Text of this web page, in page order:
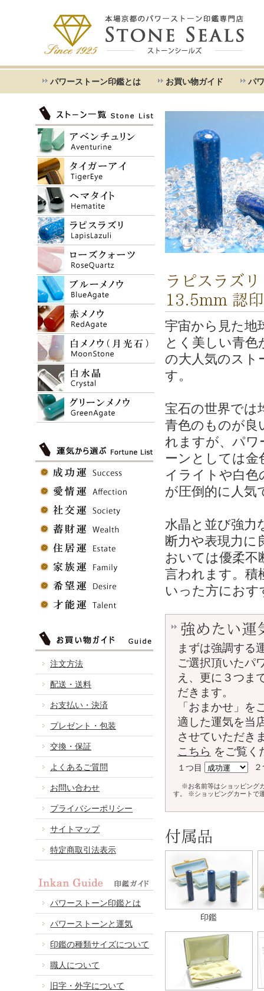
パワーストーン印鑑とは お買い物ガイド パ
ラピスラズ
13.5mm 認
宇宙から見た地
とく美しい青色
の大人気のスト
す。
宝石の世界では
青色のものが良
れますが、パワ
ーンとしては金
イライトや白
が圧倒的に人気
水晶と並び強力
断力や表現力に
おいては優柔不
言われます。積
いった方にお
強めたい運
まずは強調する
ご選択頂いたパ
え、更に３つま
だきます。
「おまかせ」を
適した運気を当
させていただき
こちら をご覧く
１つ目
※お名前等はショッピング
す。 ※ショッピングカートで
付属品
印鑑
注文方法
配送・送料
お支払い・決済
プレゼント・包装
交換・保証
よくあるご質問
お問い合わせ
プライバシーポリシー
サイトマップ
特定商取引法表示
パワーストーン印鑑とは
パワーストーンと運気
印鑑の種類サイズについて
職人について
旧字・外字について